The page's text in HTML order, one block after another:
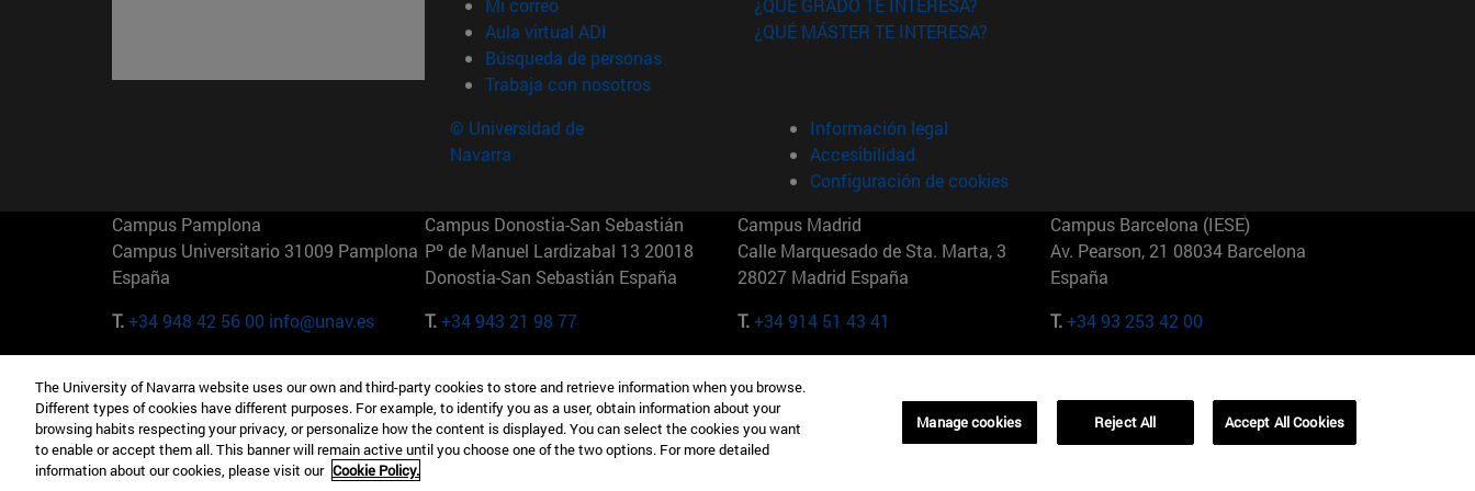
Mi correo
Aula virtual ADI (abre en nueva ventana)
Búsqueda de personas(abre en nueva ventana)
Trabaja con nosotros(abre en nueva ventana)
¿QUÉ GRADO TE INTERESA?
¿QUÉ MÁSTER TE INTERESA?
© Universidad de
Navarra
Información legal
Accesibilidad
Configuración de cookies
Campus Pamplona
Campus Universitario 31009 Pamplona
España
T.+34 948 42 56 00 info@unav.es
Campus Donostia-San Sebastián
Pº de Manuel Lardizabal 13 20018
Donostia-San Sebastián España
T.+34 943 21 98 77
Campus Madrid
Calle Marquesado de Sta. Marta, 3
28027 Madrid España
T.+34 914 51 43 41
Campus Barcelona (IESE)
Av. Pearson, 21 08034 Barcelona
España
T.+34 93 253 42 00
Camino del Cerro Águila 3 28023
Madrid España
T.+34 912 11 30 00
165 W 57th St 10019-2201 Nueva York
EE.UU
T.+1 646 346 8850
Maria-Theresia-Straße 15 81675
Múnich Alemania
T.+49 89 24209790
01321001 Bela Vista Brasil
The University of Navarra website uses our own and third-party cookies to store and retrieve information when you browse.
Different types of cookies have different purposes. For example, to identify you as a user, obtain information about your
browsing habits respecting your privacy, or personalize how the content is displayed. You can select the cookies you want
to enable or accept them all. This banner will remain active until you choose one of the two options. For more detailed
information about our cookies, please visit our Cookie Policy.
Manage cookies Reject All Accept All Cookies